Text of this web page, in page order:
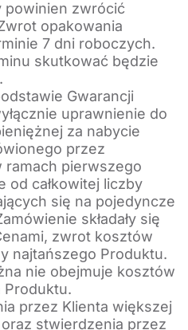
powinien zwrócić
opakowania
7 dni roboczych.
skutkować będzie
Gwarancji
uprawnienie do
za nabycie
przez
ramach pierwszego
od całkowitej liczby
się na pojedyncze
składały się
zwrot kosztów
najtańszego Produktu.
nie obejmuje kosztów
Produktu.
przez Klienta większej
stwierdzenia przez